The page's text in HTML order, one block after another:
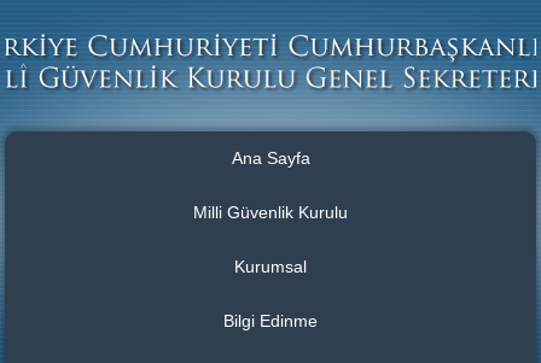
Ana Sayfa
Milli Güvenlik Kurulu
Kurumsal
Bilgi Edinme